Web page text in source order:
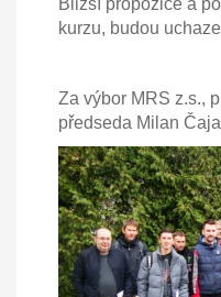
Bližší propozice a
kurzu, budou
Za výbor MRS z.s.,
předseda Milan Čaja